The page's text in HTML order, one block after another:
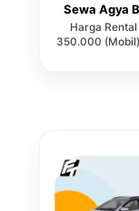
Sewa Agya
Harga Rental
350.000